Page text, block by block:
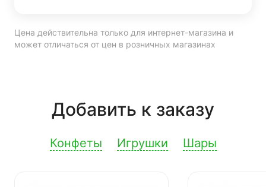
Цена действительна только для интернет-магазина и
может отличаться от цен в розничных магазинах
Добавить к заказу
Конфеты Игрушки Шары